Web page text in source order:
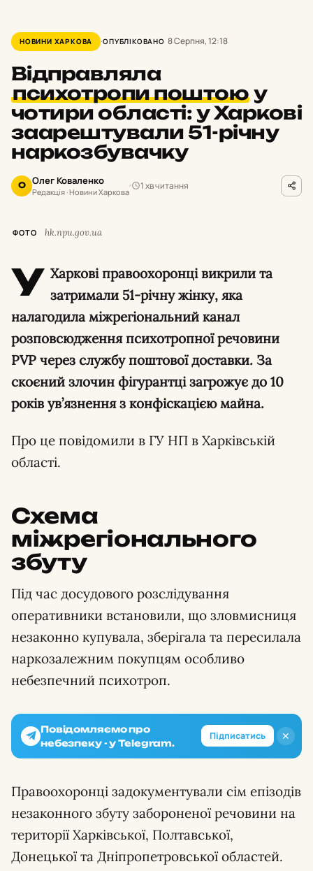
НОВИНИ ХАРКОВА ОПУБЛІКОВАНО 8 Серпня, 12:18
Відправляла
психотропи поштою у
чотири області: у Харкові
заарештували 51-річну
наркозбувачку
О Олег Коваленко
Редакція · Новини Харкова
1 хв читання
ФОТО hk.npu.gov.ua
У Харкові правоохоронці викрили та
затримали 51-річну жінку, яка
налагодила міжрегіональний канал
розповсюдження психотропної речовини
PVP через службу поштової доставки. За
скоєний злочин фігурантці загрожує до 10
років ув’язнення з конфіскацією майна.
Про це повідомили в ГУ НП в Харківській
області.
Схема
міжрегіонального
збуту
Під час досудового розслідування
оперативники встановили, що зловмисниця
незаконно купувала, зберігала та пересилала
наркозалежним покупцям особливо
небезпечний психотроп.
✕
Повідомляємо про
небезпеку - у Telegram.
Підписатись
Правоохоронці задокументували сім епізодів
незаконного збуту забороненої речовини на
території Харківської, Полтавської,
Донецької та Дніпропетровської областей.